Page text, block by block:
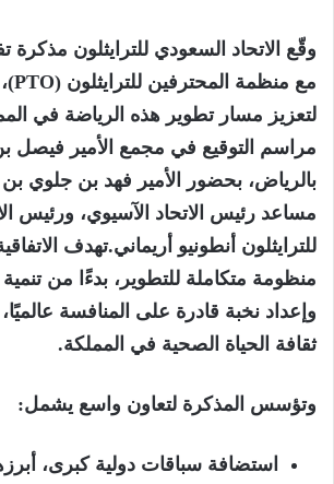
وقّع الاتحاد السعودي للترايثلون مذكرة
مع منظمة المحترفين للترايثلون (
PTO
لتعزيز مسار تطوير هذه الرياضة في
مراسم التوقيع في مجمع الأمير فيصل
بالرياض، بحضور الأمير فهد بن جلوي بن
مساعد رئيس الاتحاد الآسيوي، ورئيس
للترايثلون أنطونيو أريماني.تهدف
منظومة متكاملة للتطوير، بدءًا من تنمية
وإعداد نخبة قادرة على المنافسة
ثقافة الحياة الصحية في المملكة.
وتؤسس المذكرة لتعاون واسع يشمل:
استضافة سباقات دولية كبرى،